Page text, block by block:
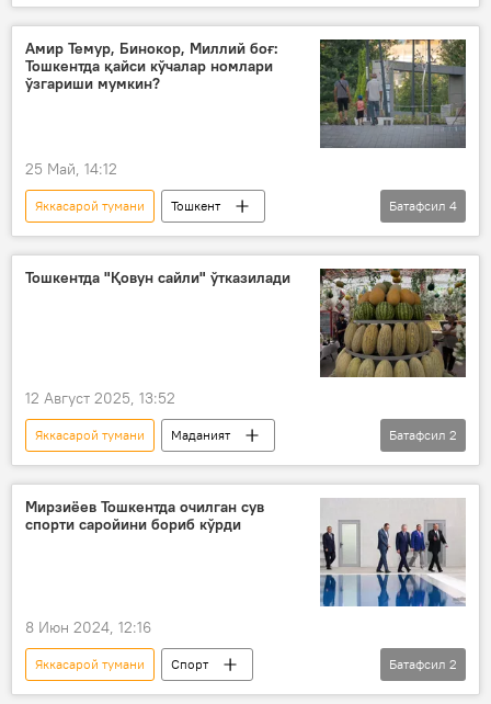
энергетика
Жамият
Миробод тумани
Чилонзор тумани
Зангиота тумани
Тошкент
Амир Темур, Бинокор, Миллий боғ:
Тошкентда қайси кўчалар номлари
ўзгариши мумкин?
25 Май, 14:12
Яккасарой тумани
Тошкент
Ўзбекистон
Жамият
ном
Мирзо Улуғбек тумани
Батафсил 4
Тошкентда "Қовун сайли" ўтказилади
12 Август 2025, 13:52
Яккасарой тумани
Маданият
Қовун сайли
Тошкент
Батафсил 2
Мирзиёев Тошкентда очилган сув
спорти саройини бориб кўрди
8 Июн 2024, 12:16
Яккасарой тумани
Спорт
Ўзбекистон
Тошкент
Батафсил 2